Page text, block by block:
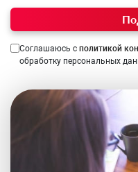
Соглашаюсь с политикой
обработку персональных